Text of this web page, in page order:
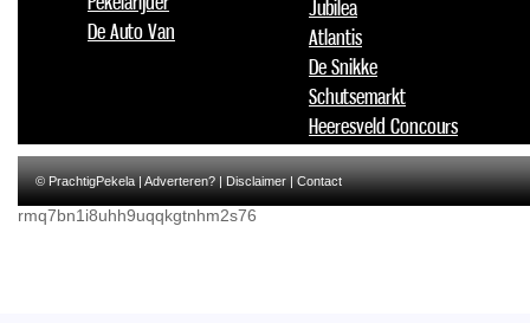
De Auto Van
Jubilea
Atlantis
De Snikke
Schutsemarkt
Heeresveld Concours
© PrachtigPekela |Adverteren?|Disclaimer|Contact
rmq7bn1i8uhh9uqqkgtnhm2s76